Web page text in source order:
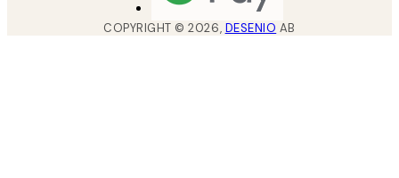
COPYRIGHT ©2026, DESENIO AB